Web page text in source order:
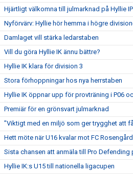
Hjärtligt välkomna till julmarknad på Hyllie
Nyförvärv: Hyllie hör hemma i högre
Damlaget vill stärka ledarstaben
Vill du göra Hyllie IK ännu bättre?
Hyllie IK klara för division 3
Stora förhoppningar hos nya herrstaben
Hyllie IK öppnar upp för provträning i P06
Premiär för en grönsvart julmarknad
”Viktigt med en miljö som ger trygghet att
Hett möte när U16 kvalar mot FC Rosengård
Sista chansen att anmäla till Pro Defending
Hyllie IK:s U15 till nationella ligacupen